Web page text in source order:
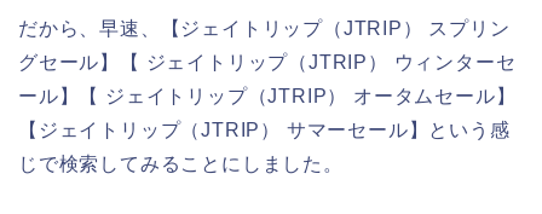
だから、早速、【ジェイトリップ（JTRIP） スプリン
グセール】【 ジェイトリップ（JTRIP） ウィンターセ
ール】【 ジェイトリップ（JTRIP） オータムセール】
【ジェイトリップ（JTRIP） サマーセール】という感
じで検索してみることにしました。